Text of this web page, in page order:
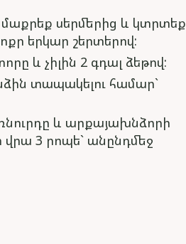
սերմերից և կտրտեք
երկար շերտերով:
և չիլին 2 գդալ ձեթով:
տապակելու համար`
և արքայախնձորի
վրա 3 րոպե` անընդմեջ